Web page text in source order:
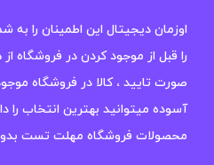
اوزمان دیجیتال این اطمینان را
را قبل از موجود کردن در فروشگاه
صورت تایید ، کالا در فروشگاه
آسوده میتوانید بهترین انتخاب را
محصولات فروشگاه مهلت تست